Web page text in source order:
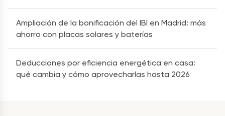
Ampliación de la bonificación del IBI en Madrid: más
ahorro con placas solares y baterías
Deducciones por eficiencia energética en casa:
qué cambia y cómo aprovecharlas hasta 2026